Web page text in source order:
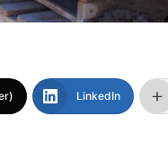
LinkedIn